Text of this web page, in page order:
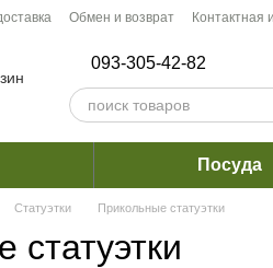
Обмен и возврат Контактная
093-305-42-82
Посуда
Статуэтки Прикольные статуэтки
статуэтки